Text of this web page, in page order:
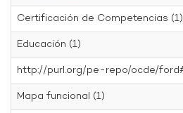
Certificación de Competencias (1)
Educación (1)
http://purl.org/pe-repo/ocde/
Mapa funcional (1)